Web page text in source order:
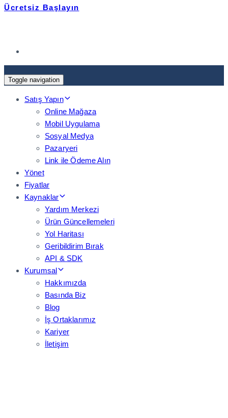
Ücretsiz Başlayın
Toggle navigation
Satış Yapın
Online Mağaza
Mobil Uygulama
Sosyal Medya
Pazaryeri
Link ile Ödeme Alın
Yönet
Fiyatlar
Kaynaklar
Yardım Merkezi
Ürün Güncellemeleri
Yol Haritası
Geribildirim Bırak
API & SDK
Kurumsal
Hakkımızda
Basında Biz
Blog
İş Ortaklarımız
Kariyer
İletişim